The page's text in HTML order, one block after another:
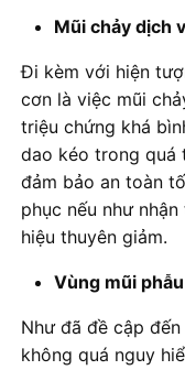
Mũi chảy dịch
Đi kèm với hiện
cơn là việc mũi
triệu chứng khá
dao kéo trong quá
đảm bảo an toàn
phục nếu như
hiệu thuyên giảm.
Vùng mũi
Như đã đề cập
không quá nguy